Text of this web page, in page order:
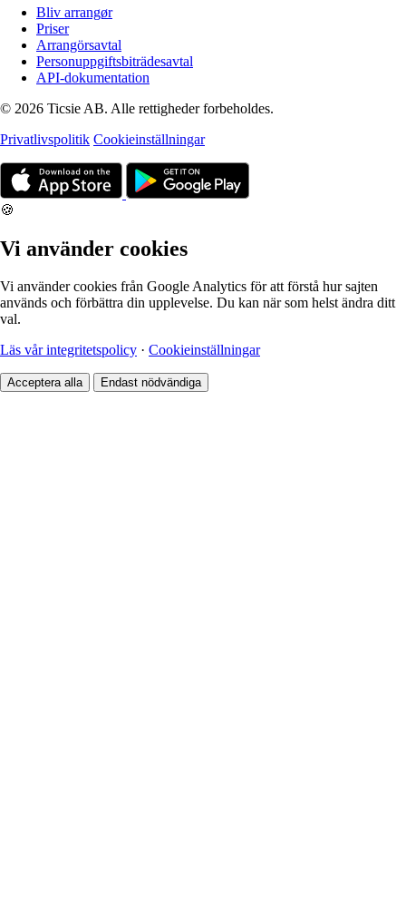
Bliv arrangør
Priser
Arrangörsavtal
Personuppgiftsbiträdesavtal
API-dokumentation
© 2026 Ticsie AB. Alle rettigheder forbeholdes.
Privatlivspolitik Cookieinställningar
🍪
Vi använder cookies
Vi använder cookies från Google Analytics för att förstå hur sajten
används och förbättra din upplevelse. Du kan när som helst ändra ditt
val.
Läs vår integritetspolicy · Cookieinställningar
Acceptera alla Endast nödvändiga